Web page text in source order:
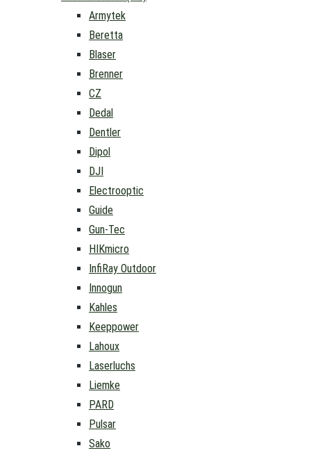
Armytek
Beretta
Blaser
Brenner
CZ
Dedal
Dentler
Dipol
DJI
Electrooptic
Guide
Gun-Tec
HIKmicro
InfiRay Outdoor
Innogun
Kahles
Keeppower
Lahoux
Laserluchs
Liemke
PARD
Pulsar
Sako